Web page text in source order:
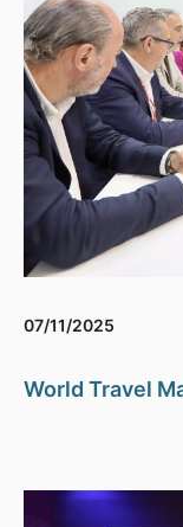
07/11/2025
World Travel